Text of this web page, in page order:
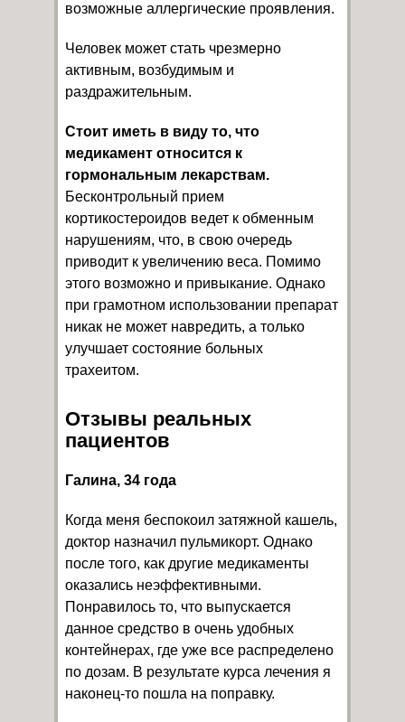
возможные аллергические проявления.
Человек может стать чрезмерно
активным, возбудимым и
раздражительным.
Стоит иметь в виду то, что
медикамент относится к
гормональным лекарствам.
Бесконтрольный прием
кортикостероидов ведет к обменным
нарушениям, что, в свою очередь
приводит к увеличению веса. Помимо
этого возможно и привыкание. Однако
при грамотном использовании препарат
никак не может навредить, а только
улучшает состояние больных
трахеитом.
Отзывы реальных
пациентов
Галина, 34 года
Когда меня беспокоил затяжной кашель,
доктор назначил пульмикорт. Однако
после того, как другие медикаменты
оказались неэффективными.
Понравилось то, что выпускается
данное средство в очень удобных
контейнерах, где уже все распределено
по дозам. В результате курса лечения я
наконец-то пошла на поправку.